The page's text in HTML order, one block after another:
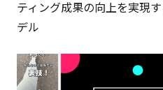
ティング成果の向上を実現
デル